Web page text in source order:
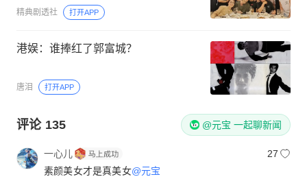
精典剧透社 打开APP
港娱：谁捧红了郭富城？
唐泪 打开APP
评论 135 @元宝 一起聊新闻
一心儿
27
素颜美女才是真美女@元宝